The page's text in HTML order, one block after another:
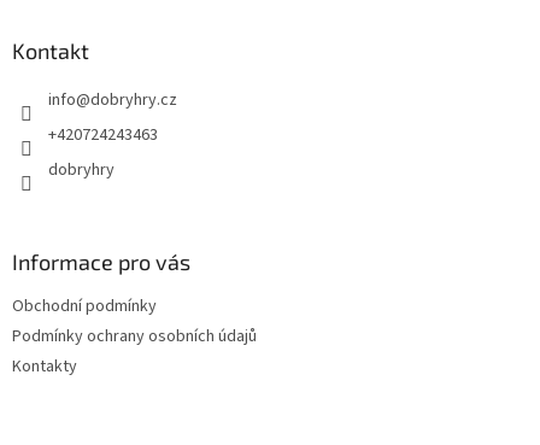
Kontakt
info@dobryhry.cz
+420724243463
dobryhry
Informace pro vás
Obchodní podmínky
Podmínky ochrany osobních údajů
Kontakty